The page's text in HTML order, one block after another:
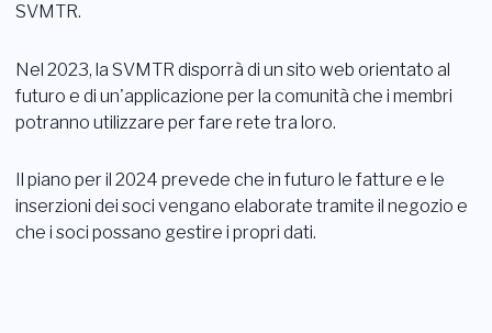
SVMTR.
Nel 2023, la SVMTR disporrà di un sito web orientato al
futuro e di un'applicazione per la comunità che i membri
potranno utilizzare per fare rete tra loro.
Il piano per il 2024 prevede che in futuro le fatture e le
inserzioni dei soci vengano elaborate tramite il negozio e
che i soci possano gestire i propri dati.